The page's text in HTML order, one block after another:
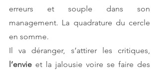
erreurs et souple dans son
management. La quadrature du cercle
en somme.
l’envie et la jalousie voire se faire des